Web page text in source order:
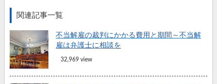
関連記事一覧
不当解雇の裁判にかかる費用と期間～不当解
雇は弁護士に相談を
32,969 view